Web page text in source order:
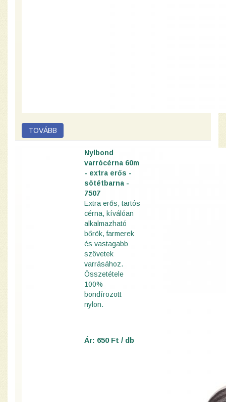
Nylbond
varrócérna 60m
- extra erős -
sötétbarna -
7507
Extra erős, tartós
cérna, kíválóan
alkalmazható
bőrök, farmerek
és vastagabb
szövetek
varrásához.
Összetétele
100%
bondírozott
nylon.
Ár: 650 Ft / db